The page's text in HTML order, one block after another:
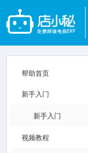
帮助首页
新手入门
新手入门
视频教程